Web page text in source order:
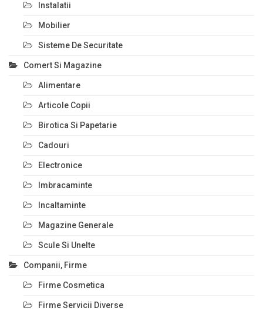
Instalatii
Mobilier
Sisteme De Securitate
Comert Si Magazine
Alimentare
Articole Copii
Birotica Si Papetarie
Cadouri
Electronice
Imbracaminte
Incaltaminte
Magazine Generale
Scule Si Unelte
Companii, Firme
Firme Cosmetica
Firme Servicii Diverse